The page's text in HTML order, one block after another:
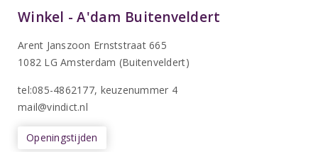
Winkel - A'dam Buitenveldert
Arent Janszoon Ernststraat 665
1082 LG Amsterdam (Buitenveldert)
tel:085-4862177, keuzenummer 4
mail@vindict.nl
Openingstijden